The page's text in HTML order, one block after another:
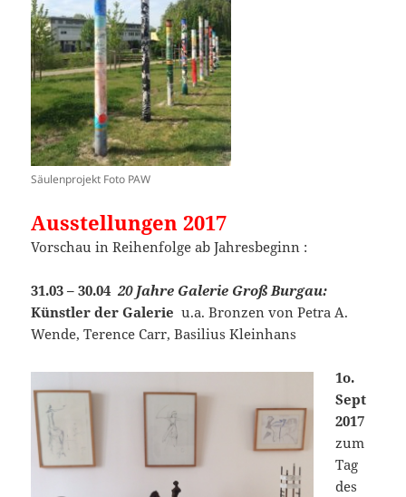
Säulenprojekt Foto PAW
Ausstellungen 2017
Vorschau in Reihenfolge ab Jahresbeginn :
31.03 – 30.0420 Jahre Galerie Groß Burgau:
Künstler der Galerieu.a. Bronzen von Petra A.
Wende, Terence Carr, Basilius Kleinhans
1o.
Sept
2017
zum
Tag
des